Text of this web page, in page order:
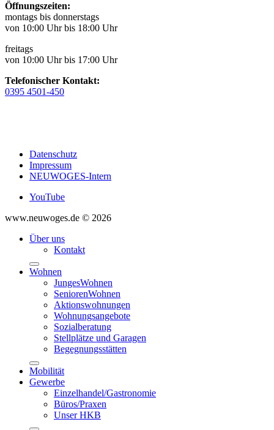
Öffnungszeiten:
montags bis donnerstags
von 10:00 Uhr bis 18:00 Uhr
freitags
von 10:00 Uhr bis 17:00 Uhr
Telefonischer Kontakt:
0395 4501-450
Datenschutz
Impressum
NEUWOGES-Intern
YouTube
www.neuwoges.de © 2026
Über uns
Kontakt
Wohnen
JungesWohnen
SeniorenWohnen
Aktionswohnungen
Wohnungsangebote
Sozialberatung
Stellplätze und Garagen
Begegnungsstätten
Mobilität
Gewerbe
Einzelhandel/Gastronomie
Büros/Praxen
Unser HKB